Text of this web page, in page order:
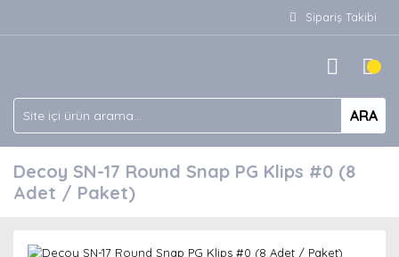
Sipariş Takibi
ARA
Decoy SN-17 Round Snap PG Klips #0 (8
Adet / Paket)